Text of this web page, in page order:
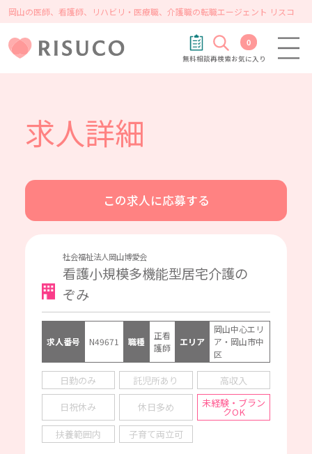
岡山の医師、看護師、リハビリ・医療職、介護職の転職エージェント リスコ
無料相談再検索
0
お気に入り
求人詳細
この求人に応募する
社会福祉法人岡山博愛会
看護小規模多機能型居宅介護の
ぞみ
求人番号 N49671 職種
正看
護師
エリア
岡山中心エリ
ア・岡山市中
区
日勤のみ 託児所あり 高収入
日祝休み 休日多め 未経験・ブラン
クOK
扶養範囲内
子育て両立可